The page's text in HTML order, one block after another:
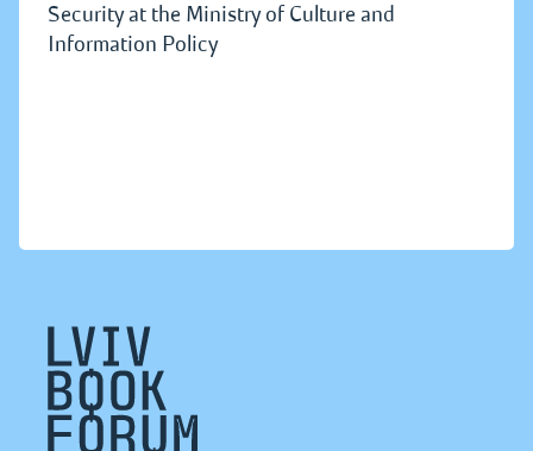
Security at the Ministry of Culture and
Information Policy